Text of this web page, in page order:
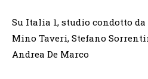
Su Italia 1, studio condotto
Mino Taveri, Stefano
Andrea De Marco